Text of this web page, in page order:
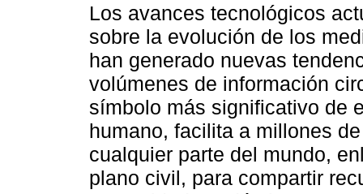
Los avances tecnológicos
sobre la evolución de los
han generado nuevas
volúmenes de información
símbolo más significativo de
humano, facilita a millones
cualquier parte del mundo,
plano civil, para compartir